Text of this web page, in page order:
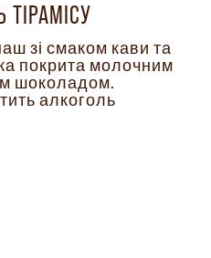
зі смаком кави та
покрита молочним
шоколадом.
алкоголь